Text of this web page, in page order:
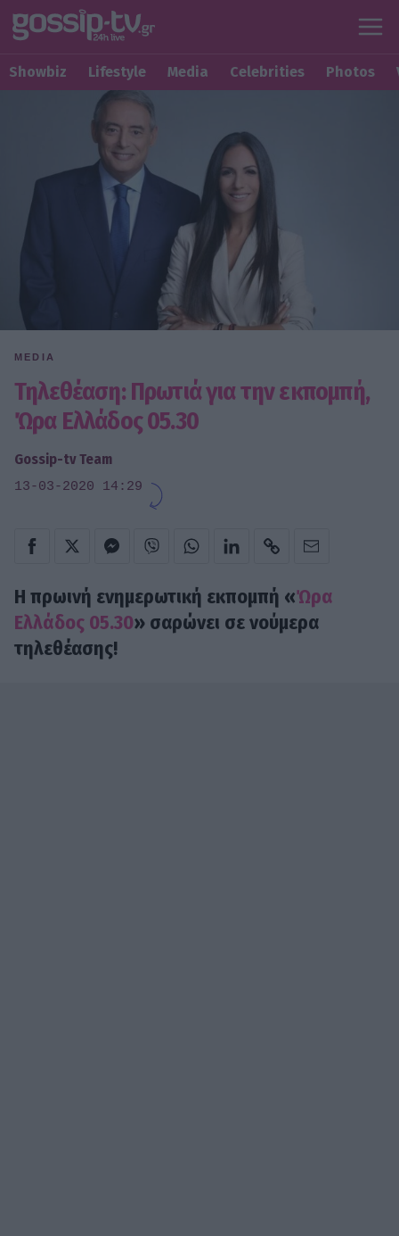
Showbiz Lifestyle Media Celebrities Photos
MEDIA
Τηλεθέαση: Πρωτιά για την εκπομπή,
Ώρα Ελλάδος 05.30
Gossip-tv Team
13-03-2020 14:29
Η πρωινή ενημερωτική εκπομπή «Ώρα
Ελλάδος 05.30» σαρώνει σε νούμερα
τηλεθέασης!